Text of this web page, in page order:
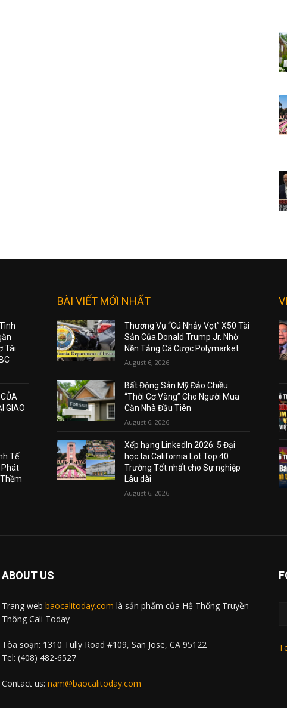
Tài
GIAO
Tế
Phát
BÀI VIẾT MỚI NHẤT
Thương Vụ “Cú Nhảy Vọt” X50 Tài
Sản Của Donald Trump Jr. Nhờ
Nền Tảng Cá Cược Polymarket
August 6, 2026
Bất Động Sản Mỹ Đảo Chiều:
“Thời Cơ Vàng” Cho Người Mua
Căn Nhà Đầu Tiên
August 6, 2026
Xếp hạng LinkedIn 2026: 5 Đại
học tại California Lọt Top 40
Trường Tốt nhất cho Sự nghiệp
Lâu dài
August 6, 2026
ABOUT US
Trang web baocalitoday.com là sản phẩm của Hệ Thống Truyền
Thông Cali Today
Tòa soạn: 1310 Tully Road #109, San Jose, CA 95122
Tel: (408) 482-6527
Contact us: nam@baocalitoday.com